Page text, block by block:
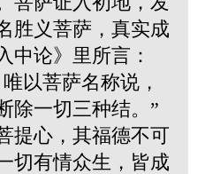
胜义菩萨，真实成
中论》里所言：
以菩萨名称说，
除一切三种结。”
提心，其福德不可
切有情众生，皆成